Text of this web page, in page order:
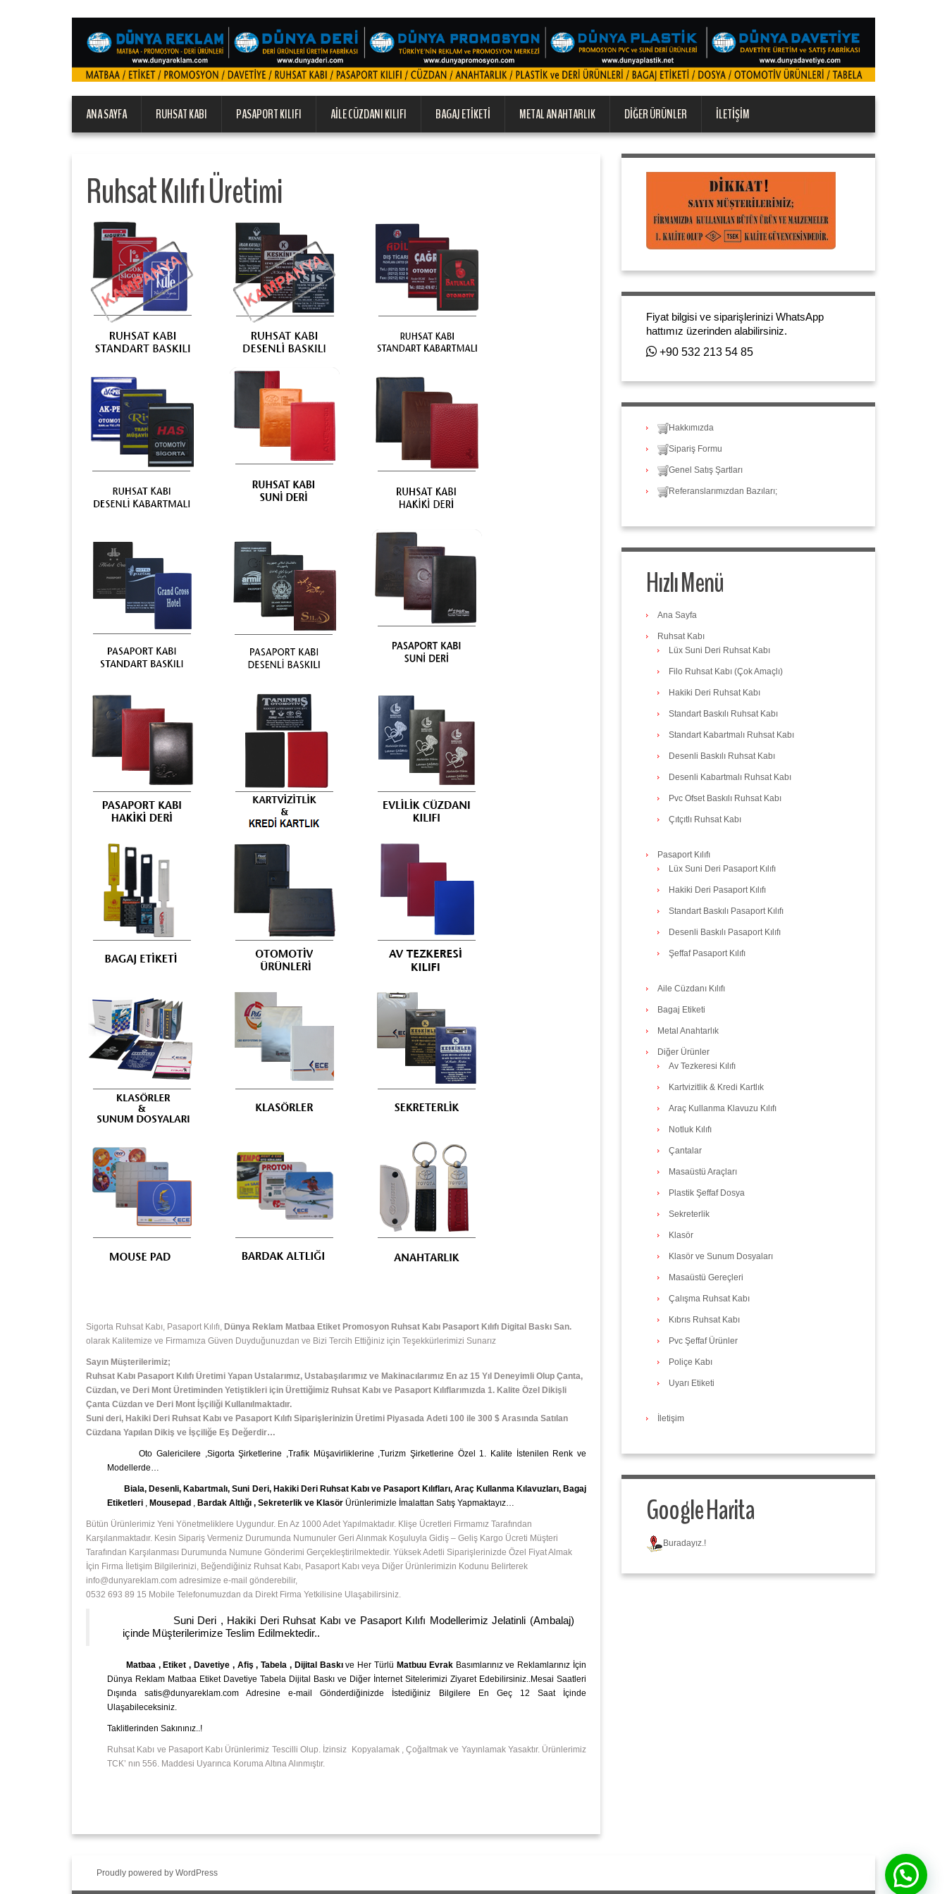
ANA SAYFA RUHSAT KABI PASAPORT KILIFI AILE CÜZDANI KILIFI BAGAJ ETIKETI METAL ANAHTARLIK DIĞER ÜRÜNLER İLETIŞIM
Ruhsat Kılıfı Üretimi
Sigorta Ruhsat Kabı, Pasaport Kılıfı, Dünya Reklam Matbaa Etiket Promosyon Ruhsat Kabı Pasaport Kılıfı Digital Baskı San.
olarak Kalitemize ve Firmamıza Güven Duyduğunuzdan ve Bizi Tercih Ettiğiniz için Teşekkürlerimizi Sunarız
Sayın Müşterilerimiz;
Ruhsat Kabı Pasaport Kılıfı Üretimi Yapan Ustalarımız, Ustabaşılarımız ve Makinacılarımız En az 15 Yıl Deneyimli Olup Çanta,
Cüzdan, ve Deri Mont Üretiminden Yetiştikleri için Ürettiğimiz Ruhsat Kabı ve Pasaport Kılıflarımızda 1. Kalite Özel Dikişli
Çanta Cüzdan ve Deri Mont İşçiliği Kullanılmaktadır.
Suni deri, Hakiki Deri Ruhsat Kabı ve Pasaport Kılıfı Siparişlerinizin Üretimi Piyasada Adeti 100 ile 300 $ Arasında Satılan
Cüzdana Yapılan Dikiş ve İşçiliğe Eş Değerdir…
Oto Galericilere ,Sigorta Şirketlerine ,Trafik Müşavirliklerine ,Turizm Şirketlerine Özel 1. Kalite İstenilen Renk ve
Modellerde…
Biala, Desenli, Kabartmalı, Suni Deri, Hakiki Deri Ruhsat Kabı ve Pasaport Kılıfları, Araç Kullanma Kılavuzları, Bagaj
Etiketleri , Mousepad , Bardak Altlığı , Sekreterlik ve Klasör Ürünlerimizle İmalattan Satış Yapmaktayız…
Bütün Ürünlerimiz Yeni Yönetmeliklere Uygundur. En Az 1000 Adet Yapılmaktadır. Klişe Ücretleri Firmamız Tarafından
Karşılanmaktadır. Kesin Sipariş Vermeniz Durumunda Numunuler Geri Alınmak Koşuluyla Gidiş – Geliş Kargo Ücreti Müşteri
Tarafından Karşılanması Durumunda Numune Gönderimi Gerçekleştirilmektedir. Yüksek Adetli Siparişlerinizde Özel Fiyat Almak
İçin Firma İletişim Bilgilerinizi, Beğendiğiniz Ruhsat Kabı, Pasaport Kabı veya Diğer Ürünlerimizin Kodunu Belirterek
info@dunyareklam.com adresimize e-mail gönderebilir,
0532 693 89 15 Mobile Telefonumuzdan da Direkt Firma Yetkilisine Ulaşabilirsiniz.
Suni Deri , Hakiki Deri Ruhsat Kabı ve Pasaport Kılıfı Modellerimiz Jelatinli (Ambalaj)
içinde Müşterilerimize Teslim Edilmektedir..
Matbaa , Etiket , Davetiye , Afiş , Tabela , Dijital Baskıve Her Türlü Matbuu EvrakBasımlarınız ve Reklamlarınız İçin
Dünya Reklam Matbaa Etiket Davetiye Tabela Dijital Baskı ve Diğer İnternet Sitelerimizi Ziyaret Edebilirsiniz..Mesai Saatleri
Dışında satis@dunyareklam.com Adresine e-mail Gönderdiğinizde İstediğiniz Bilgilere En Geç 12 Saat İçinde
Ulaşabileceksiniz.
Taklitlerinden Sakınınız..!
Ruhsat Kabı ve Pasaport Kabı Ürünlerimiz Tescilli Olup. İzinsiz Kopyalamak , Çoğaltmak ve Yayınlamak Yasaktır. Ürünlerimiz
TCK’ nın 556. Maddesi Uyarınca Koruma Altına Alınmıştır.
Fiyat bilgisi ve siparişlerinizi WhatsApp
hattımız üzerinden alabilirsiniz.
+90 532 213 54 85
Hakkımızda
Sipariş Formu
Genel Satış Şartları
Referanslarımızdan Bazıları;
Hızlı Menü
Ana Sayfa
Ruhsat Kabı
Lüx Suni Deri Ruhsat Kabı
Filo Ruhsat Kabı (Çok Amaçlı)
Hakiki Deri Ruhsat Kabı
Standart Baskılı Ruhsat Kabı
Standart Kabartmalı Ruhsat Kabı
Desenli Baskılı Ruhsat Kabı
Desenli Kabartmalı Ruhsat Kabı
Pvc Ofset Baskılı Ruhsat Kabı
Çıtçıtlı Ruhsat Kabı
Pasaport Kılıfı
Lüx Suni Deri Pasaport Kılıfı
Hakiki Deri Pasaport Kılıfı
Standart Baskılı Pasaport Kılıfı
Desenli Baskılı Pasaport Kılıfı
Şeffaf Pasaport Kılıfı
Aile Cüzdanı Kılıfı
Bagaj Etiketi
Metal Anahtarlık
Diğer Ürünler
Av Tezkeresi Kılıfı
Kartvizitlik & Kredi Kartlık
Araç Kullanma Klavuzu Kılıfı
Notluk Kılıfı
Çantalar
Masaüstü Araçları
Plastik Şeffaf Dosya
Sekreterlik
Klasör
Klasör ve Sunum Dosyaları
Masaüstü Gereçleri
Çalışma Ruhsat Kabı
Kıbrıs Ruhsat Kabı
Pvc Şeffaf Ürünler
Poliçe Kabı
Uyarı Etiketi
İletişim
Google Harita
Buradayız.!
Proudly powered by WordPress